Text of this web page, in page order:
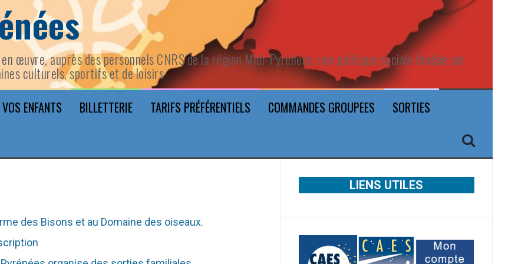
œuvre, auprès des personnels CNRS de la région Midi-Pyrénées, une politique sociale fondée sur
culturels, sportifs et de loisirs
ENFANTS BILLETTERIE TARIFS PRÉFÉRENTIELS COMMANDES GROUPEES
SORTIES
des Bisons et au Domaine des oiseaux.
LIENS UTILES